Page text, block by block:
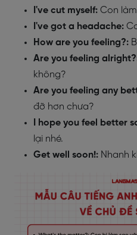
I've cut myself: Con
I've got a headache:
How are you feeling?:
Are you feeling
không?
Are you feeling any
đỡ hơn chưa?
I hope you feel better
lại nhé.
Get well soon!: Nhanh